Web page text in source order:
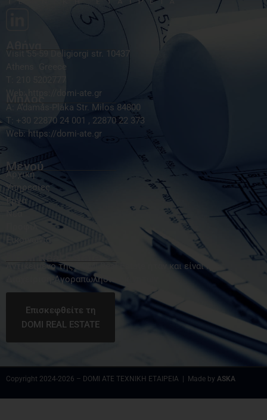
Visit 55-59 Deligiorgi str. 10437
Athens Greece
Web: https://domi-ate.gr
A: Αdamas-Plaka Str. Milos 84800
Τ: +30 22870 24 001 , 22870 22 373
Web: https://domi-ate.gr
Μενού
Αρχική
Υπηρεσίες
Έργα
Νέα
Εικοινωνία
Domi Real Estate
Αντικείμενο της DOMI Real Estate ήταν και είναι η
Διαχείριση-Αγοραπωλησία Ακινήτων.
Επισκεφθείτε τη
DOMI REAL ESTATE
Copyright 2024-2026 – DOMI ATE ΤΕΧΝΙΚΗ ΕΤΑΙΡΕΙΑ | Made by ASKA